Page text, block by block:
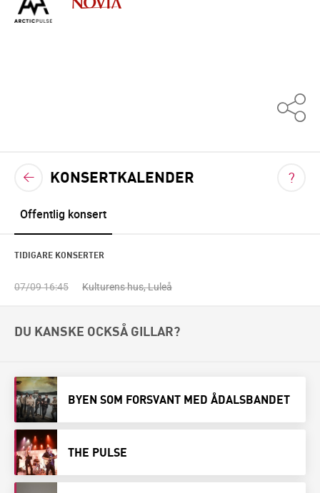
<TILLBAKA TILL KONSERTKALENDERN ?
KONSERTKALENDER
Offentlig konsert
TIDIGARE KONSERTER
07/09 16:45 Kulturens hus, Luleå
DU KANSKE OCKSÅ GILLAR?
BYEN SOM FORSVANT MED ÅDALSBANDET
THE PULSE